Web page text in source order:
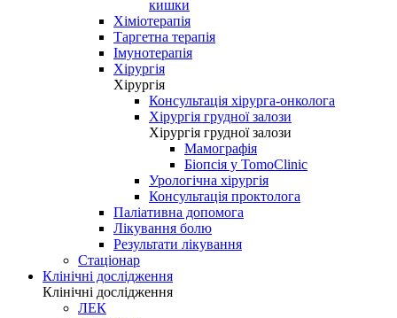
кишки
Хіміотерапія
Таргетна терапія
Імунотерапія
Хірургія
Хірургія
Консультація хірурга-онколога
Хірургія грудної залози
Хірургія грудної залози
Мамографія
Біопсія у TomoClinic
Урологічна хірургія
Консультація проктолога
Паліативна допомога
Лікування болю
Результати лікування
Стаціонар
Клінічні дослідження
Клінічні дослідження
ЛЕК